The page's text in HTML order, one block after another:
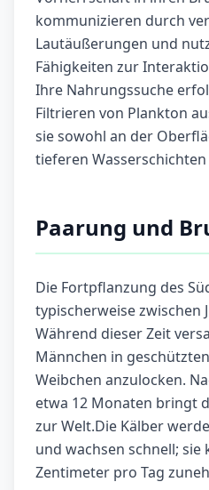
kommunizieren durch
Lautäußerungen und
Fähigkeiten zur
Ihre Nahrungssuche
Filtrieren von Plankton
sie sowohl an der
tieferen
Paarung und
Die Fortpflanzung des
typischerweise zwischen
Während dieser Zeit
Männchen in
Weibchen anzulocken.
etwa 12 Monaten bringt
zur Welt.Die Kälber
und wachsen schnell; sie
Zentimeter pro Tag